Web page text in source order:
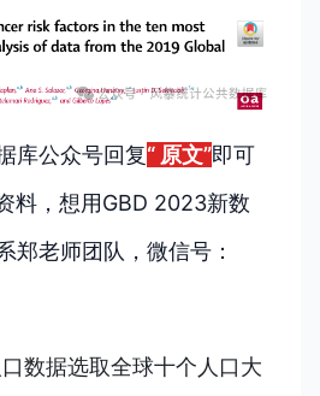
库公众号回复“ 原文”即可
料，想用GBD 2023新数
郑老师团队，微信号：
数据选取全球十个人口大